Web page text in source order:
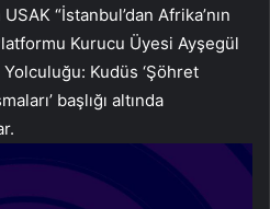
“İstanbul’dan Afrika’nın
Kurucu Üyesi Ayşegül
Kudüs ‘Şöhret
başlığı altında